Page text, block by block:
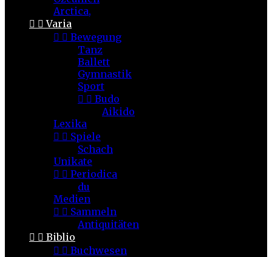
Arctica,
  Varia
  Bewegung
Tanz
Ballett
Gymnastik
Sport
  Budo
Aikido
Lexika
  Spiele
Schach
Unikate
  Periodica
du
Medien
  Sammeln
Antiquitäten
  Biblio
  Buchwesen